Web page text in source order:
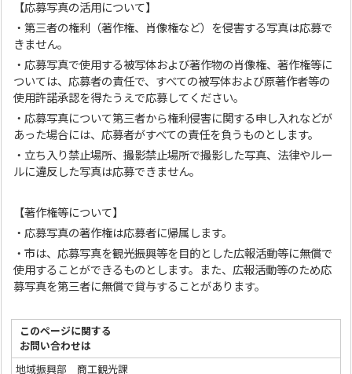
【応募写真の活用について】
・第三者の権利（著作権、肖像権など）を侵害する写真は応募で
きません。
・応募写真で使用する被写体および著作物の肖像権、著作権等に
ついては、応募者の責任で、すべての被写体および原著作者等の
使用許諾承認を得たうえで応募してください。
・応募写真について第三者から権利侵害に関する申し入れなどが
あった場合には、応募者がすべての責任を負うものとします。
・立ち入り禁止場所、撮影禁止場所で撮影した写真、法律やルー
ルに違反した写真は応募できません。
【著作権等について】
・応募写真の著作権は応募者に帰属します。
・市は、応募写真を観光振興等を目的とした広報活動等に無償で
使用することができるものとします。また、広報活動等のため応
募写真を第三者に無償で貸与することがあります。
このページに関する
お問い合わせは
地域振興部 商工観光課